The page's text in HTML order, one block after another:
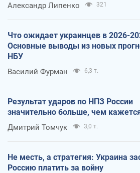
Александр Липенко 321
Что ожидает украинцев в 2026-
Основные выводы из новых
НБУ
Василий Фурман 6,3 т.
Результат ударов по НПЗ России
значительно больше, чем
Дмитрий Томчук 3,0 т.
Не месть, а стратегия: Украина
Россию платить за войну